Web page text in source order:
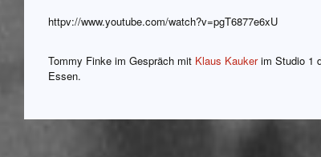
httpv://www.youtube.com/watch?v=pgT6877e6xU
Tommy Finke im Gespräch mit Klaus Kaukerim Studio 1
Essen.